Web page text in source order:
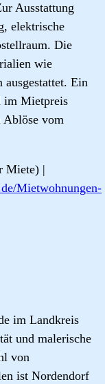
Ausstattung
elektrische
Die
wie
ausgestattet. Ein
im Mietpreis
Ablöse vom
Miete) |
Mietwohnungen-
im Landkreis
und malerische
von
ist Nordendorf